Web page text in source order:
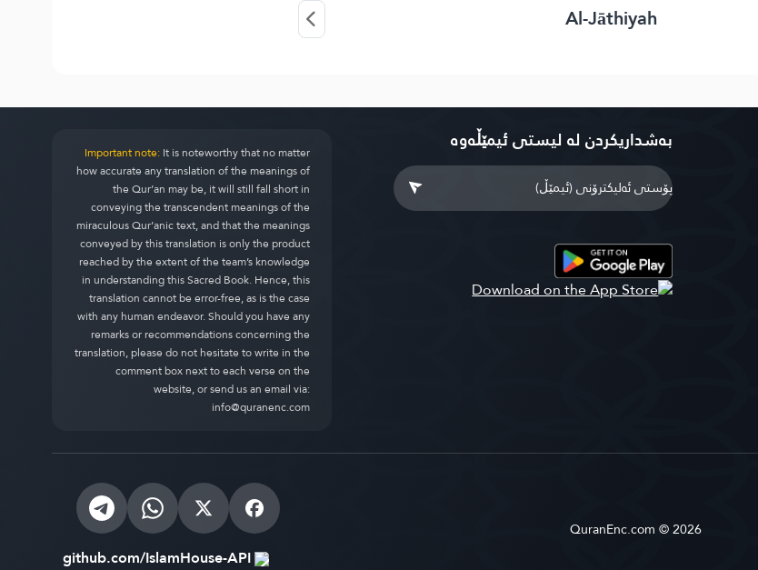
Al-Jāthiyah
بەشداریکردن لە لیستی ئیمێڵەوە Important note:It is noteworthy that no matter
how accurate any translation of the meanings of
the Qur’an may be, it will still fall short in
conveying the transcendent meanings of the
miraculous Qur’anic text, and that the meanings
conveyed by this translation is only the product
reached by the extent of the team’s knowledge
in understanding this Sacred Book. Hence, this
translation cannot be error-free, as is the case
with any human endeavor. Should you have any
remarks or recommendations concerning the
translation, please do not hesitate to write in the
comment box next to each verse on the
website, or send us an email via:
info@quranenc.com
QuranEnc.com © 2026
github.com/IslamHouse-API